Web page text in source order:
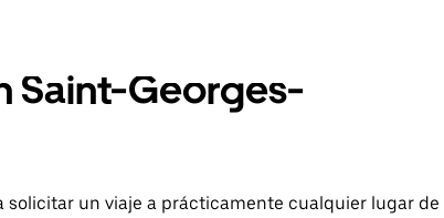
Saint-Georges-
un viaje a prácticamente cualquier lugar de